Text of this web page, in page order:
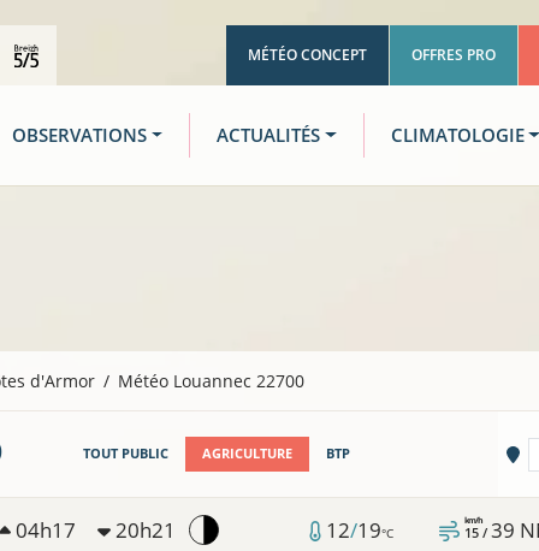
MÉTÉO CONCEPT OFFRES PRO
OBSERVATIONS ACTUALITÉS CLIMATOLOGIE
d'Armor Météo Louannec 22700
TOUT PUBLIC AGRICULTURE BTP
04h17 20h21 12/19°C 15 /
km/h 39